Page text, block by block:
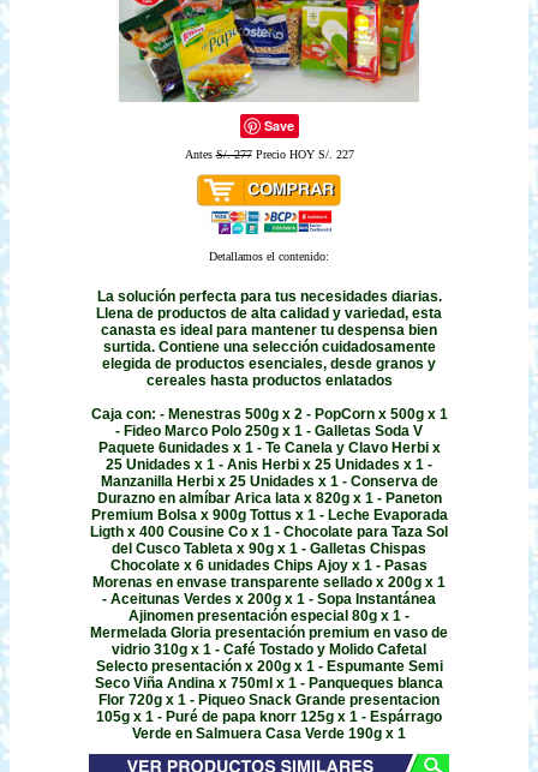
Save
AntesS/. 277Precio HOY S/. 227
Detallamos el contenido:
La solución perfecta para tus necesidades diarias.
Llena de productos de alta calidad y variedad, esta
canasta es ideal para mantener tu despensa bien
surtida. Contiene una selección cuidadosamente
elegida de productos esenciales, desde granos y
cereales hasta productos enlatados
Caja con: - Menestras 500g x 2 - PopCorn x 500g x 1
- Fideo Marco Polo 250g x 1 - Galletas Soda V
Paquete 6unidades x 1 - Te Canela y Clavo Herbi x
25 Unidades x 1 - Anis Herbi x 25 Unidades x 1 -
Manzanilla Herbi x 25 Unidades x 1 - Conserva de
Durazno en almíbar Arica lata x 820g x 1 - Paneton
Premium Bolsa x 900g Tottus x 1 - Leche Evaporada
Ligth x 400 Cousine Co x 1 - Chocolate para Taza Sol
del Cusco Tableta x 90g x 1 - Galletas Chispas
Chocolate x 6 unidades Chips Ajoy x 1 - Pasas
Morenas en envase transparente sellado x 200g x 1
- Aceitunas Verdes x 200g x 1 - Sopa Instantánea
Ajinomen presentación especial 80g x 1 -
Mermelada Gloria presentación premium en vaso de
vidrio 310g x 1 - Café Tostado y Molido Cafetal
Selecto presentación x 200g x 1 - Espumante Semi
Seco Viña Andina x 750ml x 1 - Panqueques blanca
Flor 720g x 1 - Piqueo Snack Grande presentacion
105g x 1 - Puré de papa knorr 125g x 1 - Espárrago
Verde en Salmuera Casa Verde 190g x 1